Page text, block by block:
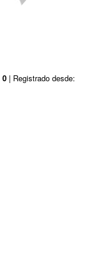
0 | Registrado desde: